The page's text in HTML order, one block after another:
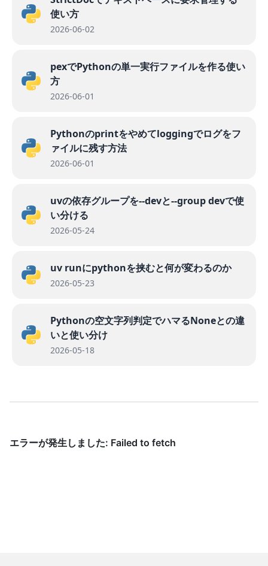
使い方
2026-06-02
pexでPythonの単一実行ファイルを作る使い
方
2026-06-01
Pythonのprintをやめてloggingでログをフ
ァイルに残す方法
2026-06-01
uvの依存グループを--devと--group devで使
い分ける
2026-05-24
uv runにpythonを挟むと何が変わるのか
2026-05-23
Pythonの空文字列判定でハマるNoneとの違
いと使い分け
2026-05-18